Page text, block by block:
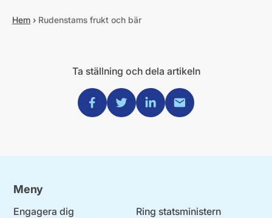
Hem › Rudenstams frukt och bär
Ta ställning och dela artikeln
Dela via Facebook
Dela via Twitter
Dela via Linkedin
Dela via Mail
Meny
Engagera dig
Ring statsministern